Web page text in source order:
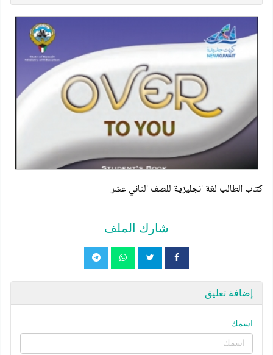
كتاب الطالب لغة انجليزية للصف الثاني عشر
شارك الملف
إضافة تعليق
اسمك